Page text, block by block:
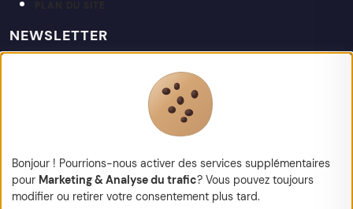
NEWSLETTER
Restez informé de nos actualités et projets.
Bonjour ! Pourrions-nous activer des services supplémentaires
pour Marketing & Analyse du trafic? Vous pouvez toujours
modifier ou retirer votre consentement plus tard.